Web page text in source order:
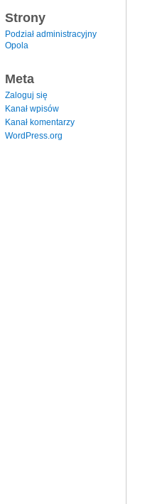
Strony
Podział administracyjny
Opola
Meta
Zaloguj się
Kanał wpisów
Kanał komentarzy
WordPress.org